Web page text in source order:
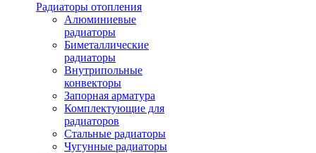
Радиаторы отопления
Алюминиевые
радиаторы
Биметаллические
радиаторы
Внутрипольные
конвекторы
Запорная арматура
Комплектующие для
радиаторов
Стальные радиаторы
Чугунные радиаторы